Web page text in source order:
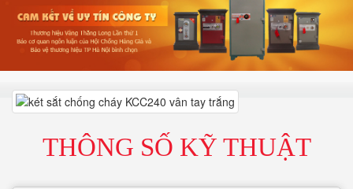
THÔNG SỐ KỸ THUẬT